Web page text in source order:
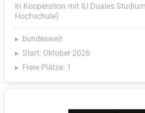
In Kooperation mit IU Duales
Hochschule)
bundesweit
Start: Oktober 2026
Freie Plätze: 1